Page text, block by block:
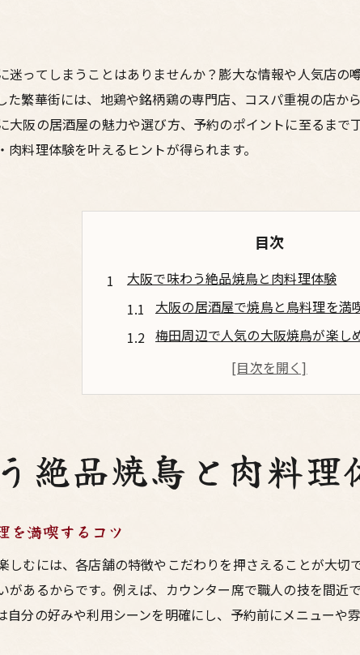
迷ってしまうことはありませんか？膨大な情報や人気店
た繁華街には、地鶏や銘柄鶏の専門店、コスパ重視の店か
大阪の居酒屋の魅力や選び方、予約のポイントに至るま
料理体験を叶えるヒントが得られます。
目次
大阪で味わう絶品焼鳥と肉料理体験
大阪の居酒屋で焼鳥と鳥料理を満
梅田周辺で人気の大阪焼鳥が楽し
大阪の鳥料理と肉料理が融合した
焼鳥好きが大阪で肉料理を選ぶ際
鳥料理好き必見の梅田居酒屋選び術
居酒屋選びで失敗しない梅田の大
鳥料理好きが満足できる梅田の居
梅田で大阪焼鳥と肉料理を堪能す
絶品焼鳥と肉料理
を満喫するコツ
しむには、各店舗の特徴やこだわりを押さえることが大
があるからです。例えば、カウンター席で職人の技を間
分の好みや利用シーンを明確にし、予約前にメニューや